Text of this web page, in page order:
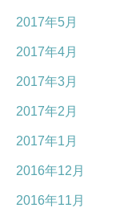
2017年5月
2017年4月
2017年3月
2017年2月
2017年1月
2016年12月
2016年11月